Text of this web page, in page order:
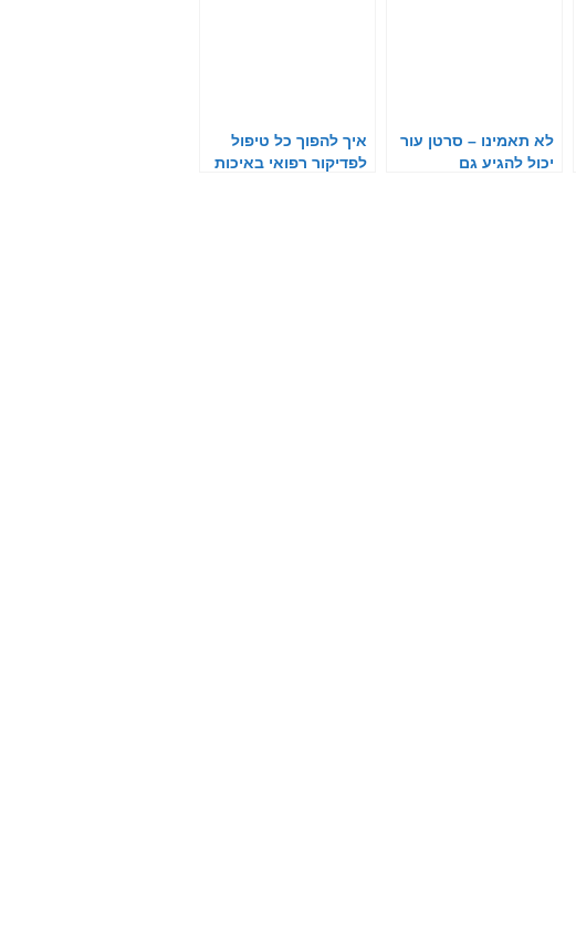
לא תאמינו – סרטן עור
יכול להגיע גם
איך להפוך כל טיפול
לפדיקור רפואי באיכות